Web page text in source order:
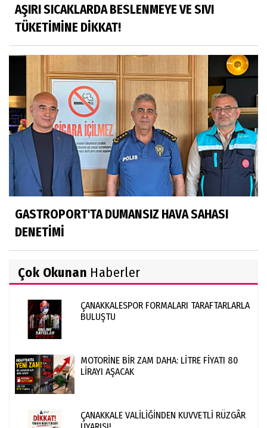
AŞIRI SICAKLARDA BESLENMEYE VE SIVI
TÜKETİMİNE DİKKAT!
GASTROPORT'TA DUMANSIZ HAVA SAHASI
DENETİMİ
Çok Okunan Haberler
ÇANAKKALESPOR FORMALARI TARAFTARLARLA
BULUŞTU
MOTORİNE BİR ZAM DAHA: LİTRE FİYATI 80
LİRAYI AŞACAK
ÇANAKKALE VALİLİĞİNDEN KUVVETLİ RÜZGÂR